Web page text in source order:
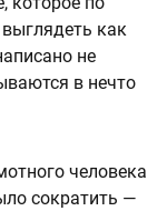
как
не
в нечто
человека
сократить —